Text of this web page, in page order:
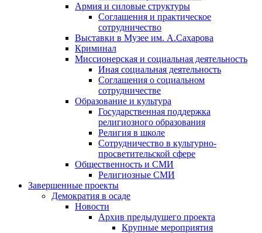
Армия и силовые структуры
Соглашения и практическое
сотрудничество
Выставки в Музее им. А.Сахарова
Криминал
Миссионерская и социальная деятельность
Иная социальная деятельность
Соглашения о социальном
сотрудничестве
Образование и культура
Государственная поддержка
религиозного образования
Религия в школе
Сотрудничество в культурно-
просветительской сфере
Общественность и СМИ
Религиозные СМИ
Завершенные проекты
Демократия в осаде
Новости
Архив предыдущего проекта
Крупные мероприятия